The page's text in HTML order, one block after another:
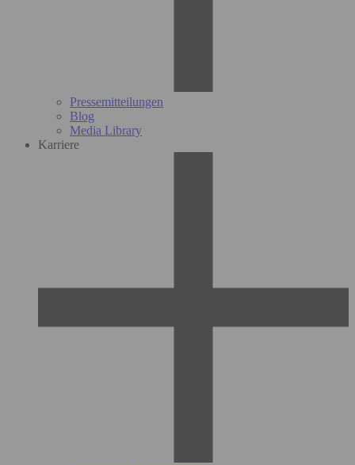
Pressemitteilungen
Blog
Media Library
Karriere